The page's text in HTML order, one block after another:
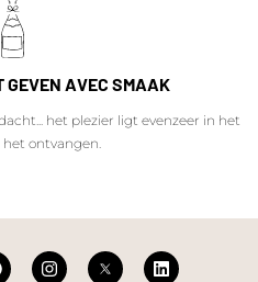
GEVEN AVEC SMAAK
het plezier ligt evenzeer in het
ontvangen.